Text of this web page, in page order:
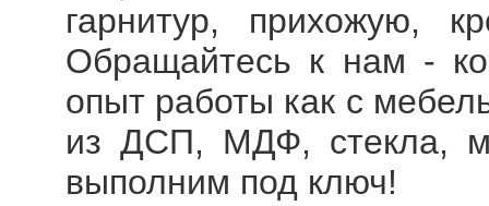
гарнитур, прихожую,
Обращайтесь к нам -
опыт работы как с
из ДСП, МДФ, стекла,
выполним под ключ!